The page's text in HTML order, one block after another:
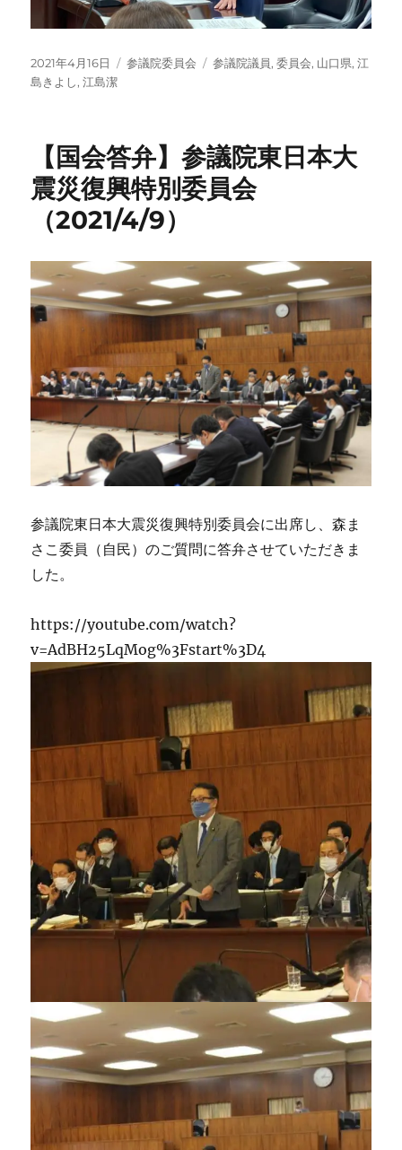
投
稿
2021年4月16日
カ
参議院委員会
タ
参議院議員,委員会, 山口県,江
島きよし,江島潔
【国会答弁】参議院東日本大
震災復興特別委員会
（2021/4/9）
参議院東日本大震災復興特別委員会に出席し、森ま
さこ委員（自民）のご質問に答弁させていただきま
した。
https://youtube.com/watch?
v=AdBH25LqMog%3Fstart%3D4